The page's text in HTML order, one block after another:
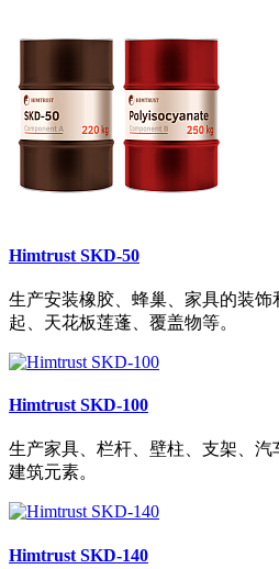
Himtrust SKD-50
生产安装橡胶、蜂巢、家具的装
起、天花板莲蓬、覆盖物等。
Himtrust SKD-100
生产家具、栏杆、壁柱、支架、
建筑元素。
Himtrust SKD-140